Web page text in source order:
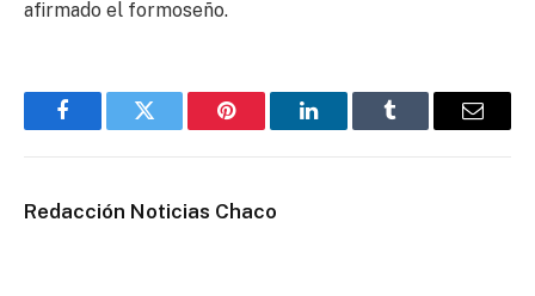
afirmado el formoseño.
FacebookTwitter Pinterest LinkedInTumblr Email
Redacción Noticias Chaco